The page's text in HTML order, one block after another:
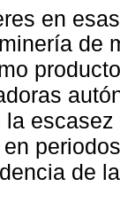
en
de
de